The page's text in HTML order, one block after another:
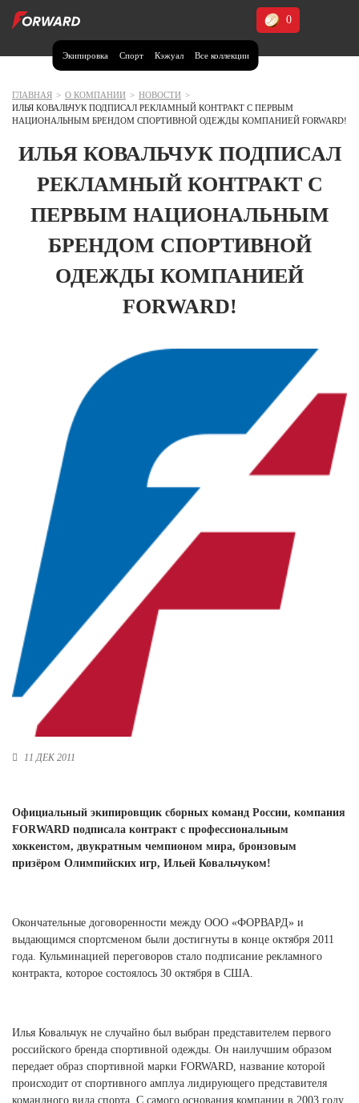
Экипировка Спорт Кэжуал Все коллекции
0
Москва и МО
Волгоградская область (1)
Кемеровская область (2)
Красноярский край (5)
Новосибирская область (3)
Омская область (5)
Республика Башкортостан (3)
Республика Крым (1)
Республика Татарстан (2)
Ростовская область (2)
Самарская область (1)
Санкт-Петербург и ЛО (3)
Саратовская область (1)
Свердловская область (5)
Северная Осетия (2)
Смоленская область (1)
Ставропольский край (5)
Томская область (1)
Тульская область (1)
Тюменская область (3)
Хакасия (1)
Ханты-Мансийский автономный округ (3)
Челябинская область (2)
ГЛАВНАЯ > О КОМПАНИИ > НОВОСТИ >
ИЛЬЯ КОВАЛЬЧУК ПОДПИСАЛ РЕКЛАМНЫЙ КОНТРАКТ С ПЕРВЫМ
НАЦИОНАЛЬНЫМ БРЕНДОМ СПОРТИВНОЙ ОДЕЖДЫ КОМПАНИЕЙ FORWARD!
ИЛЬЯ КОВАЛЬЧУК ПОДПИСАЛ
РЕКЛАМНЫЙ КОНТРАКТ С
ПЕРВЫМ НАЦИОНАЛЬНЫМ
БРЕНДОМ СПОРТИВНОЙ
ОДЕЖДЫ КОМПАНИЕЙ
FORWARD!
11 ДЕК 2011
Официальный экипировщик сборных команд России, компания
FORWARD подписала контракт с профессиональным
хоккеистом, двукратным чемпионом мира, бронзовым
призёром Олимпийских игр, Ильей Ковальчуком!
Окончательные договоренности между ООО «ФОРВАРД» и
выдающимся спортсменом были достигнуты в конце октября 2011
года. Кульминацией переговоров стало подписание рекламного
контракта, которое состоялось 30 октября в США.
Илья Ковальчук не случайно был выбран представителем первого
российского бренда спортивной одежды. Он наилучшим образом
передает образ спортивной марки FORWARD, название которой
происходит от спортивного амплуа лидирующего представителя
командного вида спорта. С самого основания компании в 2003 году